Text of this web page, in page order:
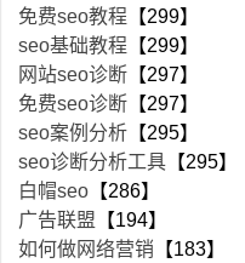
免费seo教程 【299】
seo基础教程 【299】
网站seo诊断 【297】
免费seo诊断 【297】
seo案例分析 【295】
seo诊断分析工具 【295】
白帽seo 【286】
广告联盟 【194】
如何做网络营销 【183】